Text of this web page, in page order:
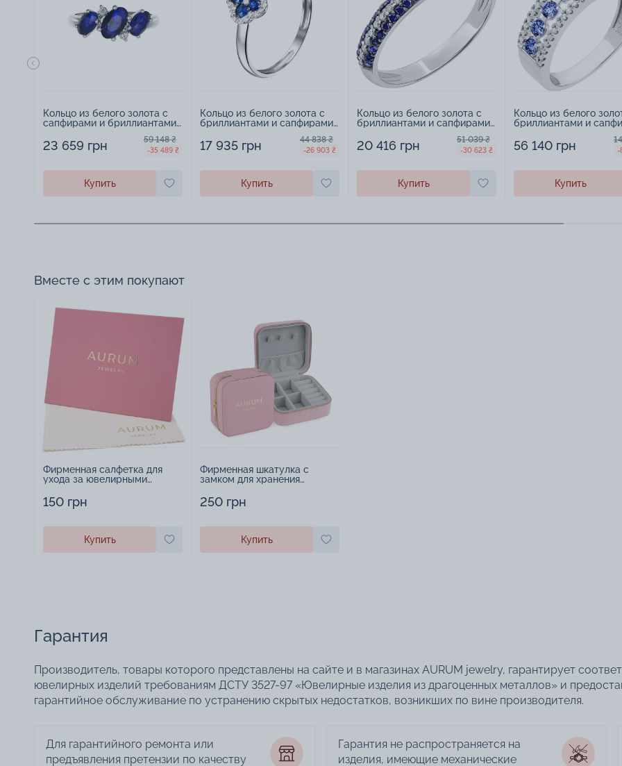
Кольцо из белого золота с
сапфирами и бриллиантами
23 659 грн 59 148 ₴
-35 489 ₴
Купить
Кольцо из белого золота с
бриллиантами и сапфирами
17 935 грн 44 838 ₴
-26 903 ₴
Купить
Кольцо из белого золота с
бриллиантами и сапфирами
20 416 грн 51 039 ₴
-30 623 ₴
Купить
Кольцо из белого
бриллиантами и
56 140 грн -
Купить
Вместе с этим покупают
Фирменная салфетка для
ухода за ювелирными
150 грн
Купить
Фирменная шкатулка с
замком для хранения
250 грн
Купить
Гарантия
Производитель, товары которого представлены на сайте и в магазинах AURUM jewelry, гарантирует
ювелирных изделий требованиям ДСТУ 3527-97 «Ювелирные изделия из драгоценных металлов» и
гарантийное обслуживание по устранению скрытых недостатков, возникших по вине производителя.
Для гарантийного ремонта или
предъявления претензии по качеству
Гарантия не распространяется на
изделия, имеющие механические